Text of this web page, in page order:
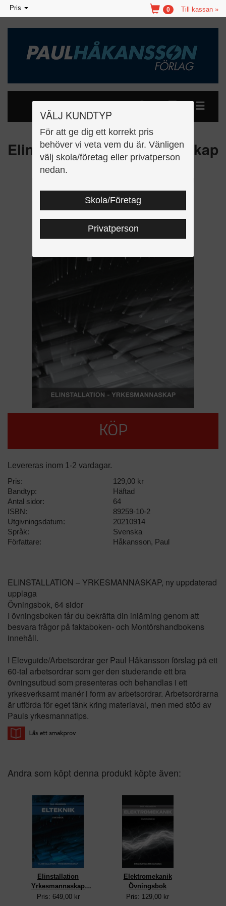
VÄLJ KUNDTYP
För att ge dig ett korrekt pris
behöver vi veta vem du är. Vänligen
välj skola/företag eller privatperson
nedan.
Skola/Företag
Privatperson
Toggle
navigation
Pris Till kassan »
0
Elinstallation Yrkesmannaskap
övningsbok
KÖP
Levereras inom 1-2 vardagar.
Pris:
129,00 kr
Bandtyp:
Häftad
Antal sidor:
64
ISBN:
89259-10-2
Utgivningsdatum:
20210914
Språk:
Svenska
Författare:
Håkansson, Paul
ELINSTALLATION – YRKESMANNASKAP, ny uppdaterad
upplaga
Övningsbok, 64 sidor
I övningsboken får du bekräfta din inlärning genom att
besvara frågor på faktaboken- och Montörshandbokens
innehåll.
I Elevguide/Arbetsordrar ger Paul Håkansson förslag på ett
60-tal arbetsordrar som ger den studerande ett bra
övningsutbud som presenteras och behandlas i ett
yrkesverksamt manér i form av arbetsordrar. Arbetsordrarna
är utförda för eget tänk kring materiaval, men med stöd av
Pauls yrkesmannatips.
Andra som köpt denna produkt köpte även:
Elinstallation
Yrkesmannaskap
Faktabok uppl 4
Pris: 649,00 kr
Elektromekanik
Övningsbok
Pris: 129,00 kr